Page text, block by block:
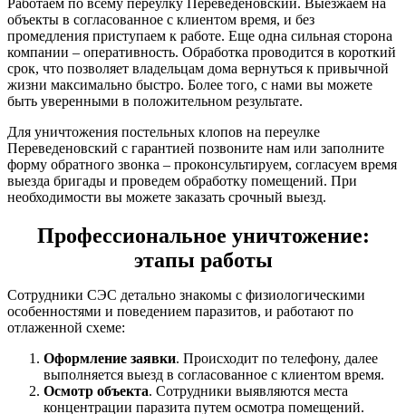
Работаем по всему переулку Переведеновский. Выезжаем на
объекты в согласованное с клиентом время, и без
промедления приступаем к работе. Еще одна сильная сторона
компании – оперативность. Обработка проводится в короткий
срок, что позволяет владельцам дома вернуться к привычной
жизни максимально быстро. Более того, с нами вы можете
быть уверенными в положительном результате.
Для уничтожения постельных клопов на переулке
Переведеновский с гарантией позвоните нам или заполните
форму обратного звонка – проконсультируем, согласуем время
выезда бригады и проведем обработку помещений. При
необходимости вы можете заказать срочный выезд.
Профессиональное уничтожение:
этапы работы
Сотрудники СЭС детально знакомы с физиологическими
особенностями и поведением паразитов, и работают по
отлаженной схеме:
Оформление заявки. Происходит по телефону, далее
выполняется выезд в согласованное с клиентом время.
Осмотр объекта. Сотрудники выявляются места
концентрации паразита путем осмотра помещений.